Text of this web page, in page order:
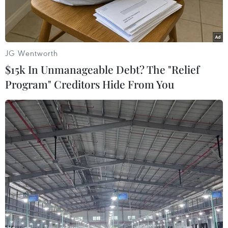
ở Brussels.
Đại sứ Nguyễn Văn Thảo phát biểu tại Tết cộng đồng tại Bỉ.
(Ảnh: Hương Giang/Vietnam+)
Theo phóng viên TTXVN tại Brussles, ngày 15/1,
Đại sứ quán Việt Nam tại Vương quốc Bỉ đã tổ
JG Wentworth
$15k In Unmanageable Debt? The "Relief
Program" Creditors Hide From You